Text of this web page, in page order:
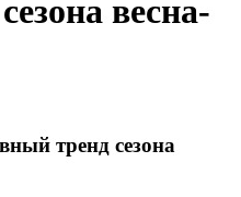
весна-
тренд сезона